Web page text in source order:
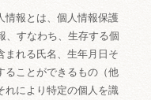
情報とは、個人情報保護
、すなわち、生存する個
まれる氏名、生年月日そ
ることができるもの（他
れにより特定の個人を識